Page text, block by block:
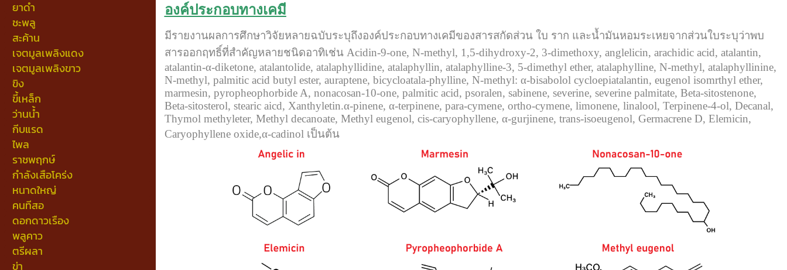
ยาดำ
ชะพลู
สะค้าน
เจตมูลเพลิงแดง
เจตมูลเพลิงขาว
ขิง
ขี้เหล็ก
ว่านน้ำ
กีบแรด
ไพล
ราชพฤกษ์
กำลังเสือโคร่ง
หนาดใหญ่
คนทีสอ
ดอกดาวเรือง
พลูคาว
ตรีผลา
ข่า
องค์ประกอบทางเคมี
มีรายงานผลการศึกษาวิจัยหลายฉบับระบุถึงองค์ประกอบทางเคมีของสารสกัดส่วน ใบ ราก และน้ำมันหอมระเหยจากส่วนใบระบุว่าพบ
สารออกฤทธิ์ที่สำคัญหลายชนิดอาทิเช่น Acidin-9-one, N-methyl, 1,5-dihydroxy-2, 3-dimethoxy, anglelicin, arachidic acid, atalantin,
atalantin-α-diketone, atalantolide, atalaphyllidine, atalaphyllin, atalaphylline-3, 5-dimethyl ether, atalaphylline, N-methyl, atalaphyllinine,
N-methyl, palmitic acid butyl ester, auraptene, bicycloatala-phylline, N-methyl: α-bisabolol cycloepiatalantin, eugenol isomrthyl ether,
marmesin, pyropheophorbide A, nonacosan-10-one, palmitic acid, psoralen, sabinene, severine, severine palmitate, Beta-sitostenone,
Beta-sitosterol, stearic aicd, Xanthyletin.α-pinene, α-terpinene, para-cymene, ortho-cymene, limonene, linalool, Terpinene-4-ol, Decanal,
Thymol methyleter, Methyl decanoate, Methyl eugenol, cis-caryophyllene, α-gurjinene, trans-isoeugenol, Germacrene D, Elemicin,
Caryophyllene oxide,α-cadinol เป็นต้น